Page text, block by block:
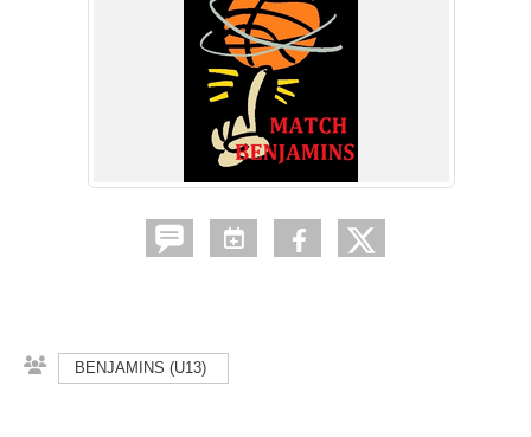
BENJAMINS (U13)